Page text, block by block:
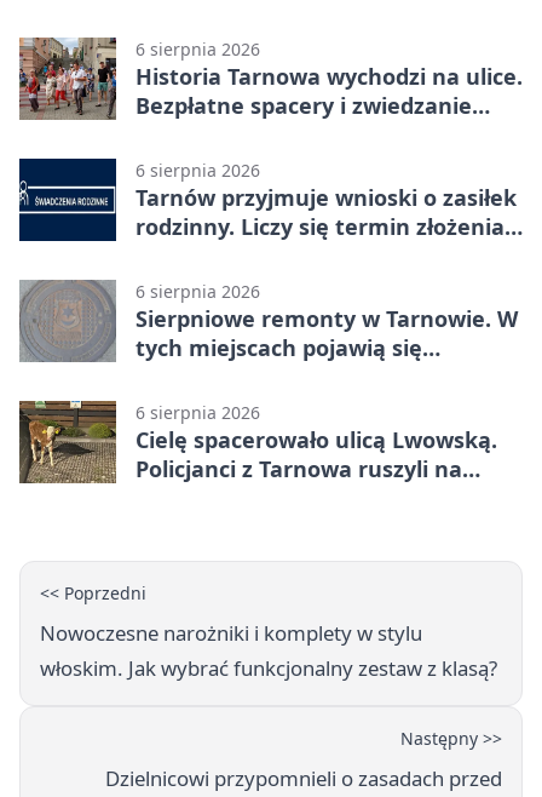
6 sierpnia 2026
Historia Tarnowa wychodzi na ulice.
Bezpłatne spacery i zwiedzanie
6 sierpnia 2026
Tarnów przyjmuje wnioski o zasiłek
rodzinny. Liczy się termin złożenia
6 sierpnia 2026
Sierpniowe remonty w Tarnowie. W
tych miejscach pojawią się
6 sierpnia 2026
Cielę spacerowało ulicą Lwowską.
Policjanci z Tarnowa ruszyli na
<< Poprzedni
Nowoczesne narożniki i komplety w stylu
włoskim. Jak wybrać funkcjonalny zestaw z klasą?
Następny >>
Dzielnicowi przypomnieli o zasadach przed